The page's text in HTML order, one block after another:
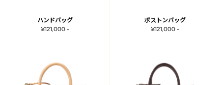
ハンドバッグ
¥121,000 -
ボストンバッグ
¥121,000 -